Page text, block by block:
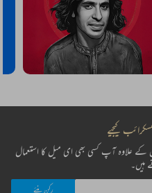
کیجیے
کے علاوہ آپ کسی بھی ای میل کا استعمال
ہیں۔